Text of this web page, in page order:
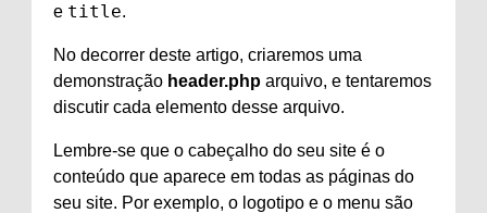
e title.
No decorrer deste artigo, criaremos uma
demonstração header.php arquivo, e tentaremos
discutir cada elemento desse arquivo.
Lembre-se que o cabeçalho do seu site é o
conteúdo que aparece em todas as páginas do
seu site. Por exemplo, o logotipo e o menu são